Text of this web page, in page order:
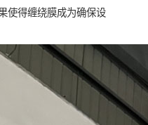
使得缠绕膜成为确保设